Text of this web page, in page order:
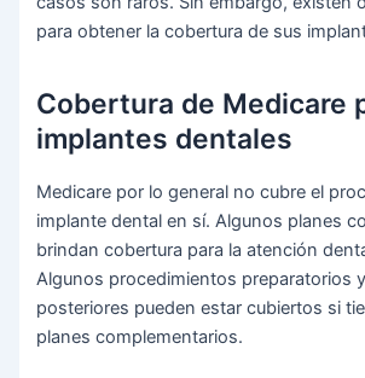
para obtener la cobertura de sus
Cobertura de Medicare
implantes dentales
Medicare por lo general no cubre el
implante dental en sí. Algunos planes
brindan cobertura para la atención
Algunos procedimientos preparatorios
posteriores pueden estar cubiertos si
planes complementarios.